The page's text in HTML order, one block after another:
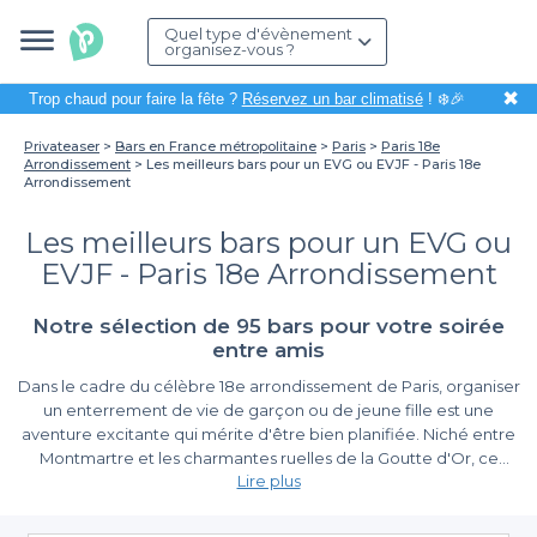
Quel type d'évènement
organisez-vous ?
Trop chaud pour faire la fête ? Réservez un bar climatisé! ❄️🎉 ✖
Privateaser Bars en France métropolitaine Paris
Paris 18e
Arrondissement
Les meilleurs bars pour un EVG ou EVJF - Paris 18e
Arrondissement
Les meilleurs bars pour un EVG ou
EVJF - Paris 18e Arrondissement
Notre sélection de 95 bars pour votre soirée
entre amis
Dans le cadre du célèbre 18e arrondissement de Paris, organiser
un enterrement de vie de garçon ou de jeune fille est une
aventure excitante qui mérite d'être bien planifiée. Niché entre
Montmartre et les charmantes ruelles de la Goutte d'Or, ce
quartier offre une multitude de bars qui sauront répondre à
inoubliable. Et tout commence par le choix du lieu !
La facilité de réservation avec Privateaser
Lire plus